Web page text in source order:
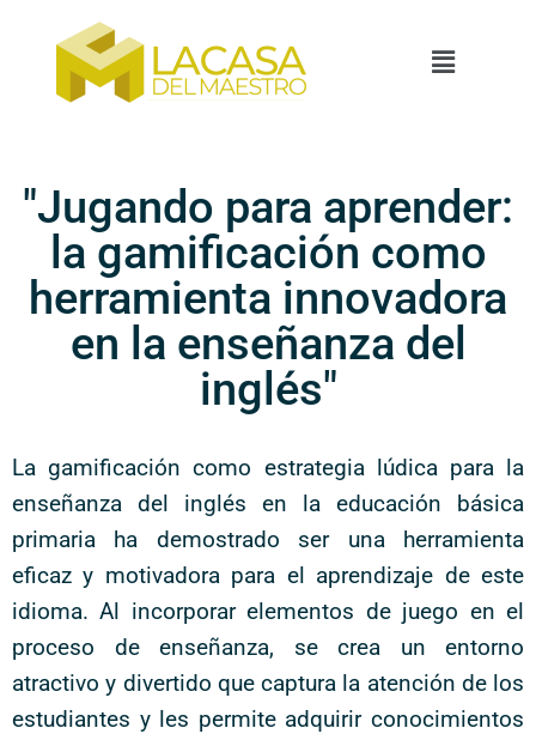
"Jugando para aprender:
la gamificación como
herramienta innovadora
en la enseñanza del
inglés"
La gamificación como estrategia lúdica para la
enseñanza del inglés en la educación básica
primaria ha demostrado ser una herramienta
eficaz y motivadora para el aprendizaje de este
idioma. Al incorporar elementos de juego en el
proceso de enseñanza, se crea un entorno
atractivo y divertido que captura la atención de los
estudiantes y les permite adquirir conocimientos